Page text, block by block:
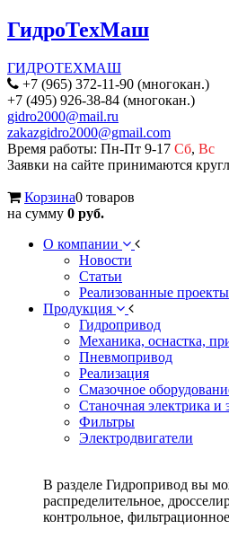
ГидроТехМаш
ГИДРОТЕХМАШ
+7 (965) 372-11-90 (многокан.)
+7 (495) 926-38-84 (многокан.)
gidro2000@mail.ru
zakazgidro2000@gmail.com
Время работы: Пн-Пт 9-17 Сб, Вс
Заявки на сайте принимаются
Корзина0 товаров
на сумму 0 руб.
О компании
Новости
Статьи
Реализованные проекты
Продукция
Гидропривод
Механика, оснастка,
Пневмопривод
Реализация
Смазочное
Станочная электрика и
Фильтры
Электродвигатели
В разделе Гидропривод вы
распределительное,
контрольное,